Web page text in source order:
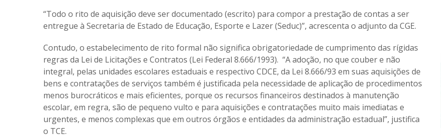
“Todo o rito de aquisição deve ser documentado (escrito) para compor a prestação de contas a ser
entregue à Secretaria de Estado de Educação, Esporte e Lazer (Seduc)”, acrescenta o adjunto da CGE.
Contudo, o estabelecimento de rito formal não significa obrigatoriedade de cumprimento das rígidas
regras da Lei de Licitações e Contratos (Lei Federal 8.666/1993). “A adoção, no que couber e não
integral, pelas unidades escolares estaduais e respectivo CDCE, da Lei 8.666/93 em suas aquisições de
bens e contratações de serviços também é justificada pela necessidade de aplicação de procedimentos
menos burocráticos e mais eficientes, porque os recursos financeiros destinados à manutenção
escolar, em regra, são de pequeno vulto e para aquisições e contratações muito mais imediatas e
urgentes, e menos complexas que em outros órgãos e entidades da administração estadual”, justifica
o TCE.